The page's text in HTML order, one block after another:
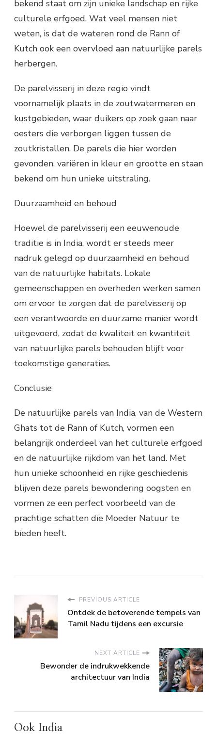
bekend staat om zijn unieke landschap en rijke
culturele erfgoed. Wat veel mensen niet
weten, is dat de wateren rond de Rann of
Kutch ook een overvloed aan natuurlijke parels
herbergen.
De parelvisserij in deze regio vindt
voornamelijk plaats in de zoutwatermeren en
kustgebieden, waar duikers op zoek gaan naar
oesters die verborgen liggen tussen de
zoutkristallen. De parels die hier worden
gevonden, variëren in kleur en grootte en staan
bekend om hun unieke uitstraling.
Duurzaamheid en behoud
Hoewel de parelvisserij een eeuwenoude
traditie is in India, wordt er steeds meer
nadruk gelegd op duurzaamheid en behoud
van de natuurlijke habitats. Lokale
gemeenschappen en overheden werken samen
om ervoor te zorgen dat de parelvisserij op
een verantwoorde en duurzame manier wordt
uitgevoerd, zodat de kwaliteit en kwantiteit
van natuurlijke parels behouden blijft voor
toekomstige generaties.
Conclusie
De natuurlijke parels van India, van de Western
Ghats tot de Rann of Kutch, vormen een
belangrijk onderdeel van het culturele erfgoed
en de natuurlijke rijkdom van het land. Met
hun unieke schoonheid en rijke geschiedenis
blijven deze parels bewondering oogsten en
vormen ze een perfect voorbeeld van de
prachtige schatten die Moeder Natuur te
bieden heeft.
PREVIOUS ARTICLE
Ontdek de betoverende tempels van
Tamil Nadu tijdens een excursie
NEXT ARTICLE
Bewonder de indrukwekkende
architectuur van India
Ook India